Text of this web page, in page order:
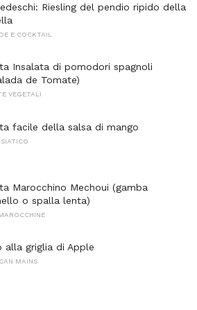
Riesling del pendio ripido della
E COCKTAIL
Insalata di pomodori spagnoli
de Tomate)
VEGETALI
facile della salsa di mango
Marocchino Mechoui (gamba
o spalla lenta)
alla griglia di Apple
MAINS